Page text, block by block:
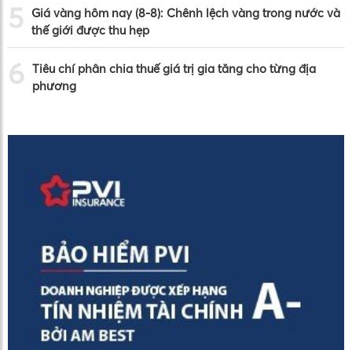
5
Giá vàng hôm nay (8-8): Chênh lệch vàng trong nước và
thế giới được thu hẹp
6 Tiêu chí phân chia thuế giá trị gia tăng cho từng địa
phương